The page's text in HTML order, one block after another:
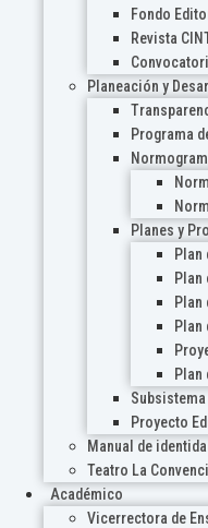
Fondo
Revista
Planeación y
Programa
Planes y
Plan
Plan
Plan
Plan
Plan
Subsistema
Proyecto
Manual de
Teatro La
Académico
Vicerrectora de